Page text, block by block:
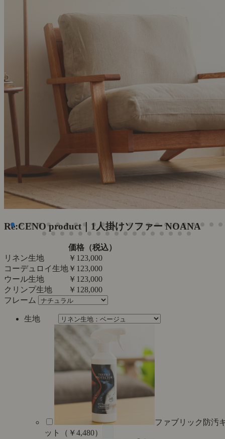
Re:CENO product｜1人掛けソファー NOANA
価格（税込）
リネン生地
￥123,000
コーデュロイ生地 ￥123,000
ウール生地
￥123,000
クリンプ生地
￥128,000
ファブリック防汚
ット（￥4,480）